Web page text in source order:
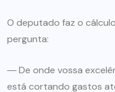
O deputado faz o
pergunta:
― De onde vossa
está cortando gastos